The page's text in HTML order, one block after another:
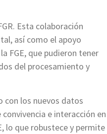
Esta colaboración
así como el apoyo
FGE, que pudieron tener
del procesamiento y
con los nuevos datos
e interacción en
lo que robustece y permite